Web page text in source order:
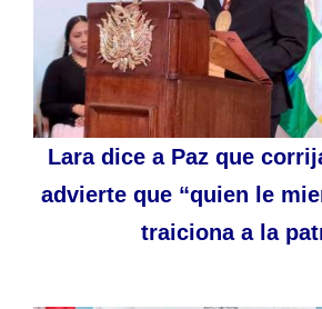
Lara dice a Paz que
advierte que “quien le
traiciona a la